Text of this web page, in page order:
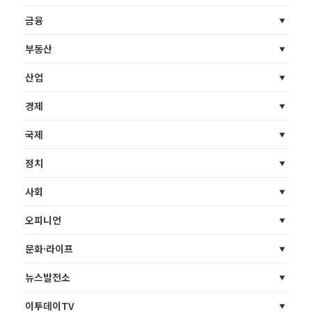
금융
부동산
산업
경제
국제
정치
사회
오피니언
문화·라이프
뉴스발전소
이투데이TV